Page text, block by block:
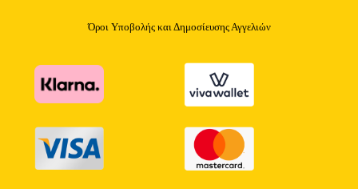
Όροι Υποβολής και Δημοσίευσης Αγγελιών